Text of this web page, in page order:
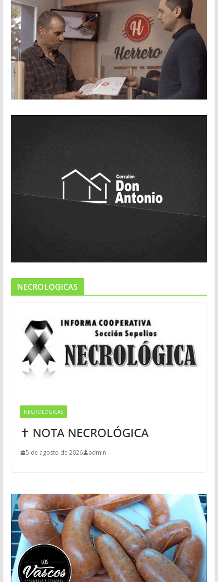
NECROLOGICAS
NECROLÓGICAS
✝ NOTA NECROLÓGICA
5 de agosto de 2026 admin